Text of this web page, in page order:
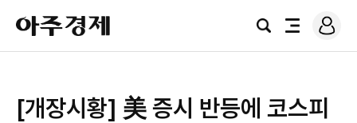
아
주
경
검
전
로
그
[개장시황] 美 증시 반등에 코스피